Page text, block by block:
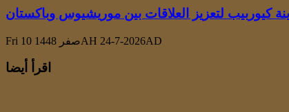
كيوربيب لتعزيز العلاقات بين موريشيوس وباكستان
Fri 10 صفر 1448AH 24-7-2026AD
اقرأ أيضا